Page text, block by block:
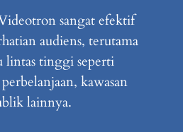
sangat efektif
audiens, terutama
lintas tinggi seperti
kawasan
lainnya.